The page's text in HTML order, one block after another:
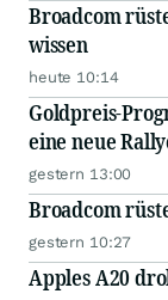
Broadcom
wissen
heute 10:14
Goldpreis-
eine neue
gestern 13:00
Broadcom
gestern 10:27
Apples A20